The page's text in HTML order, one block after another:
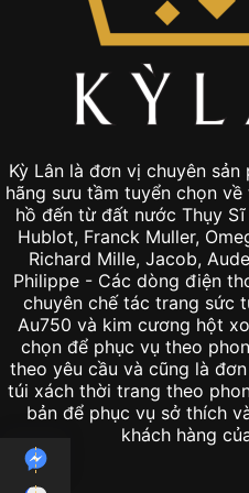
Kỳ Lân là đơn vị chuyên
hãng sưu tầm tuyển chọn
hồ đến từ đất nước Thụy
Hublot, Franck Muller,
Richard Mille, Jacob,
Philippe - Các dòng điện
chuyên chế tác trang sức
Au750 và kim cương hột
chọn để phục vụ theo
theo yêu cầu và cũng là
túi xách thời trang theo
bản để phục vụ sở thích
khách hàng